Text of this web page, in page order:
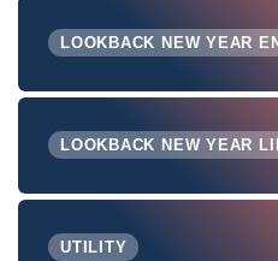
LOOKBACK NEW YEAR
LOOKBACK NEW YEAR
UTILITY